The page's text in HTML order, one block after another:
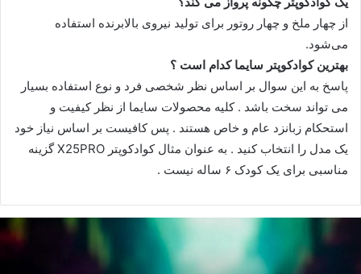
از چهار ملخ و چهار روتور برای تولید نیروی بالابرنده استفاده
می‌شود.
بهترین کوادکوپتر سایما کدام است ؟
پاسخ به این سوال بر اساس نظر شخصی فرد و نوع استفاده بسیار
می تواند سخت باشد . کلیه محصولات سایما از نظر کیفیت و
استحکام زبانزد عام و خاص هستند . پس کافیست بر اساس نیاز خود
یک مدل را انتخاب کنید . به عنوان مثال کوادکوپتر X25PRO گزینه
مناسبی برای یک کودک ۶ ساله نیست .